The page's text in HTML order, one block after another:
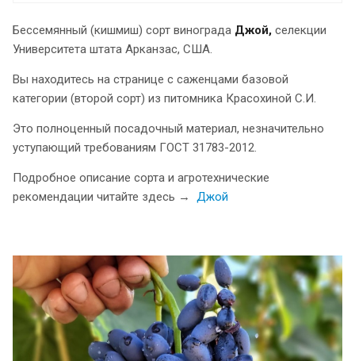
Бессемянный (кишмиш) сорт винограда Джой, селекции
Университета штата Арканзас, США.
Вы находитесь на странице с саженцами базовой
категории (второй сорт) из питомника Красохиной С.И.
Это полноценный посадочный материал, незначительно
уступающий требованиям ГОСТ 31783-2012.
Подробное описание сорта и агротехнические
рекомендации читайте здесь → Джой